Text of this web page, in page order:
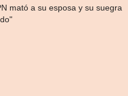
mató a su esposa y su suegra